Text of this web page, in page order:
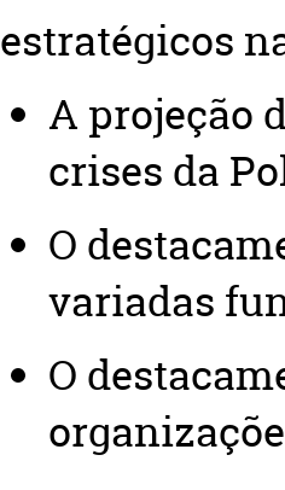
estratégicos
A projeção
crises da
O
variadas
O